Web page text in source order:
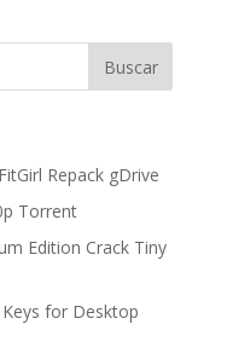
Repack gDrive
Torrent
Edition Crack Tiny
for Desktop